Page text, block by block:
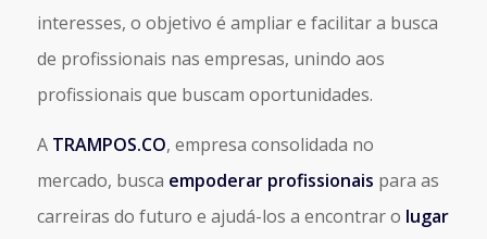
interesses, o objetivo é ampliar e facilitar a busca
de profissionais nas empresas, unindo aos
profissionais que buscam oportunidades.
A TRAMPOS.CO, empresa consolidada no
mercado, busca empoderar profissionais para as
carreiras do futuro e ajudá-los a encontrar o lugar